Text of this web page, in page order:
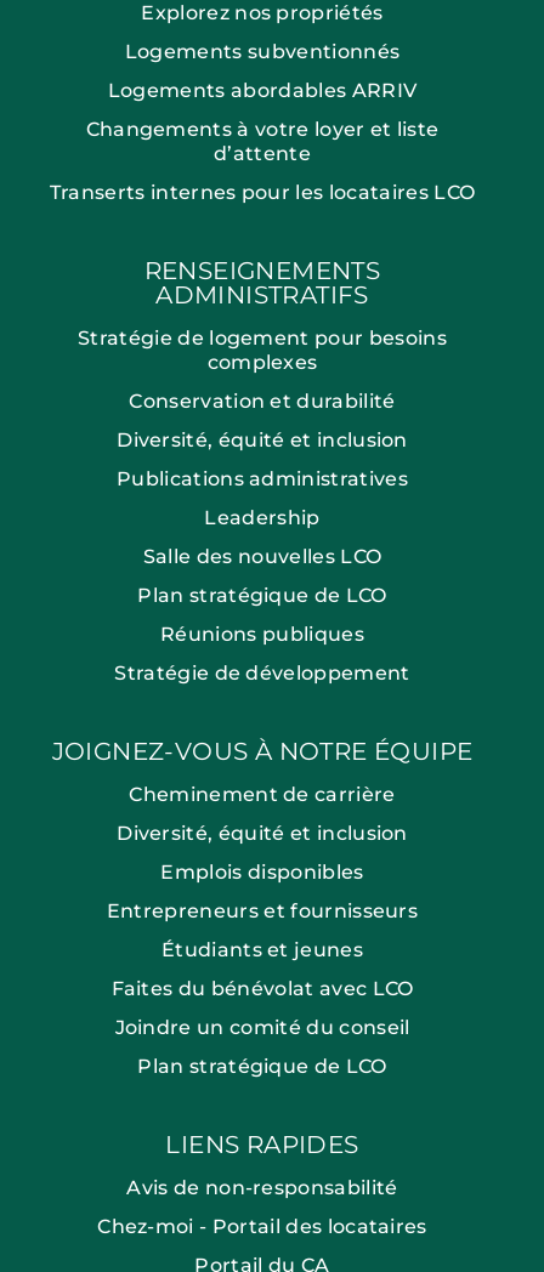
Explorez nos propriétés
Logements subventionnés
Logements abordables ARRIV
Changements à votre loyer et liste
d’attente
Transerts internes pour les locataires LCO
RENSEIGNEMENTS
ADMINISTRATIFS
Stratégie de logement pour besoins
complexes
Conservation et durabilité
Diversité, équité et inclusion
Publications administratives
Leadership
Salle des nouvelles LCO
Plan stratégique de LCO
Réunions publiques
Stratégie de développement
JOIGNEZ-VOUS À NOTRE ÉQUIPE
Cheminement de carrière
Diversité, équité et inclusion
Emplois disponibles
Entrepreneurs et fournisseurs
Étudiants et jeunes
Faites du bénévolat avec LCO
Joindre un comité du conseil
Plan stratégique de LCO
LIENS RAPIDES
Avis de non-responsabilité
Chez-moi - Portail des locataires
Portail du CA